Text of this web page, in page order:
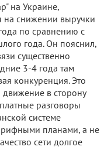
на Украине,
на снижении выручки
по сравнению с
года. Он пояснил,
существенно
3-4 года там
конкуренция. Это
движение в сторону
разговоры
системе
планами, а не
сети долгое